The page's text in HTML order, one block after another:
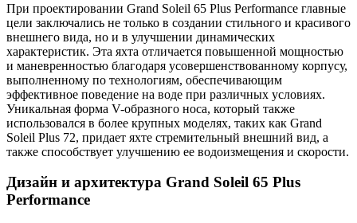
При проектировании Grand Soleil 65 Plus Performance главные
цели заключались не только в создании стильного и красивого
внешнего вида, но и в улучшении динамических
характеристик. Эта яхта отличается повышенной мощностью
и маневренностью благодаря усовершенствованному корпусу,
выполненному по технологиям, обеспечивающим
эффективное поведение на воде при различных условиях.
Уникальная форма V-образного носа, который также
использовался в более крупных моделях, таких как Grand
Soleil Plus 72, придает яхте стремительный внешний вид, а
также способствует улучшению ее водоизмещения и скорости.
Дизайн и архитектура Grand Soleil 65 Plus
Performance